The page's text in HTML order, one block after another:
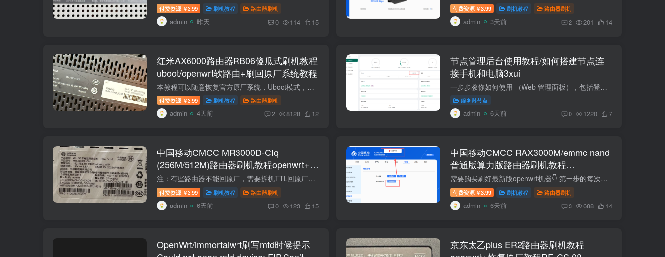
付费资源 ￥3.99 刷机教程 路由器刷机
admin 昨天 0 114 15
付费资源 ￥3.99 刷机教程 路由器刷机
admin 3天前 2 201 14
红米AX6000路由器RB06傻瓜式刷机教程
uboot/openwrt软路由+刷回原厂系统教程
本教程可以随意恢复官方原厂系统，Uboot模式，就像重装电脑系统一样。不用担心变砖。网页底部有原厂固件以及教程。 这是红米AX6000的教程，型号是RB06,不是小米AX6000的教程，两个不同型号，不...
付费资源 ￥3.99 刷机教程 路由器刷机
admin 4天前 2 8128 12
节点管理后台使用教程/如何搭建节点连
接手机和电脑3xui
一步步教你如何使用 （Web 管理面板），包括登录、添加节点、用户、订阅链接和常见设置。（小白方式，适用于你目前在用的 VPS 环境。） 节点端口测试工具在线端口扫描 - 站长工具 代理工具下载...
服务器节点
admin 6天前 0 1220 7
中国移动CMCC MR3000D-CIq
(256M/512M)路由器刷机教程openwrt+恢
复原厂
注：有些路由器不能回原厂，需要拆机TTL回原厂。 对比项MR3000D-CIq（256M 版）MR3000D-CIq（512M 版）主控 CPUMT7981B，双核 ARM Cortex-A53 @ 1.3GHz，12nmMT7981B，双核 ARM Cortex-A53 @ 1....
付费资源 ￥3.99 刷机教程 路由器刷机
admin 6天前 0 123 15
中国移动CMCC RAX3000M/emmc nand
普通版算力版路由器刷机教程
openwrt+恢复原厂
需要购买刷好最新版openwrt机器👇 第一步的每次解锁SSH导入文件时候，断网状态，刷新后台页面再导入。先导出试试，如果导出失败的，原厂已经禁用导入导出功能了。只能拆机TTL刷机。https://www....
付费资源 ￥3.99 刷机教程 路由器刷机
admin 6天前 3 688 14
OpenWrt/immortalwrt刷写mtd时候提示
京东太乙plus ER2路由器刷机教程